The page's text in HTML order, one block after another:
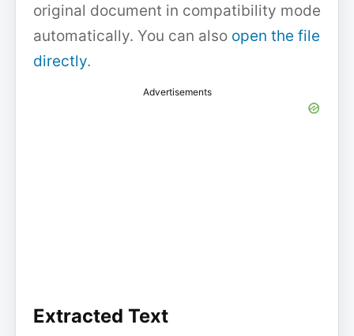
original document in compatibility mode
automatically. You can also open the file
directly.
Advertisements
Extracted Text